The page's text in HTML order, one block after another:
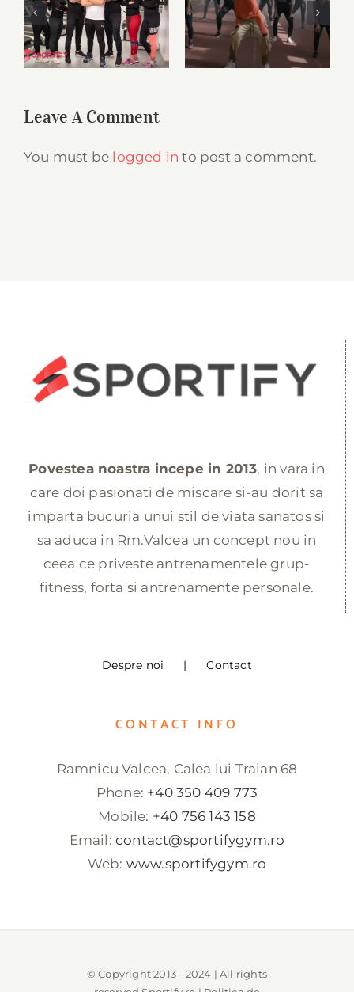
Noi suntem
Sportify
Mereu
aici, pentru tine
Gonzalez a fost
cea care a creat
videoclipul. O
parte din filmari
Leave A Comment
You must be logged in to post a comment.
Povestea noastra incepe in 2013, in vara in
care doi pasionati de miscare si-au dorit sa
imparta bucuria unui stil de viata sanatos si
sa aduca in Rm.Valcea un concept nou in
ceea ce priveste antrenamentele grup-
fitness, forta si antrenamente personale.
Despre noi Contact
CONTACT INFO
Ramnicu Valcea, Calea lui Traian 68
Phone: +40 350 409 773
Mobile: +40 756 143 158
Email: contact@sportifygym.ro
Web: www.sportifygym.ro
© Copyright 2013 - 2024 | All rights